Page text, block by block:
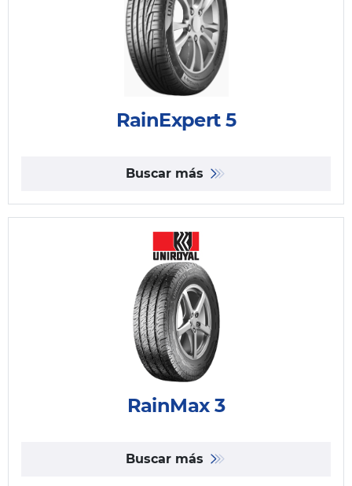
RainExpert 5
Buscar más
RainMax 3
Buscar más